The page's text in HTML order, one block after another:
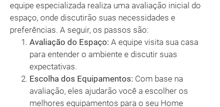
equipe especializada realiza uma avaliação inicial do
espaço, onde discutirão suas necessidades e
preferências. A seguir, os passos são:
Avaliação do Espaço: A equipe visita sua casa
para entender o ambiente e discutir suas
expectativas.
Escolha dos Equipamentos: Com base na
avaliação, eles ajudarão você a escolher os
melhores equipamentos para o seu Home